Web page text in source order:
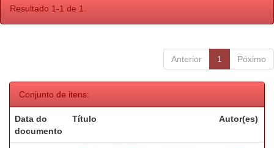
Resultado 1-1 de 1.
Anterior 1 Póximo
Conjunto de itens:
Data do
documento
Título Autor(es)